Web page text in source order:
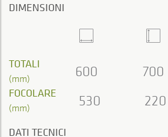
DIMENSIONI
TOTALI
(mm) 600 700
FOCOLARE
(mm) 530 220
DATI TECNICI